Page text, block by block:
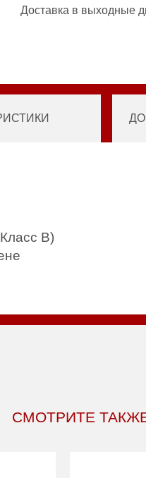
Доставка в выходные
В)
СМОТРИТЕ